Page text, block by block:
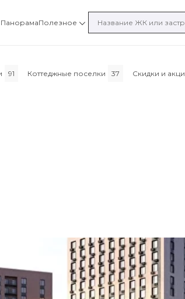
ПанорамаПолезное
91 Коттеджные поселки 37 Скидки и